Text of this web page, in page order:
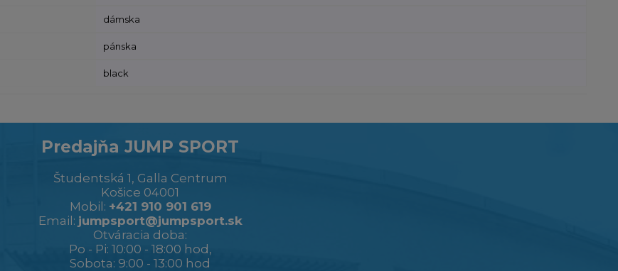
dámska
pánska
black
Predajňa JUMP SPORT
Študentská 1, Galla Centrum
Košice 04001
Mobil: +421 910 901 619
Email: jumpsport@jumpsport.sk
Otváracia doba:
Po - Pi: 10:00 - 18:00 hod,
Sobota: 9:00 - 13:00 hod